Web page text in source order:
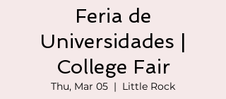
Feria de
Universidades |
College Fair
Thu, Mar 05
  |
Little Rock